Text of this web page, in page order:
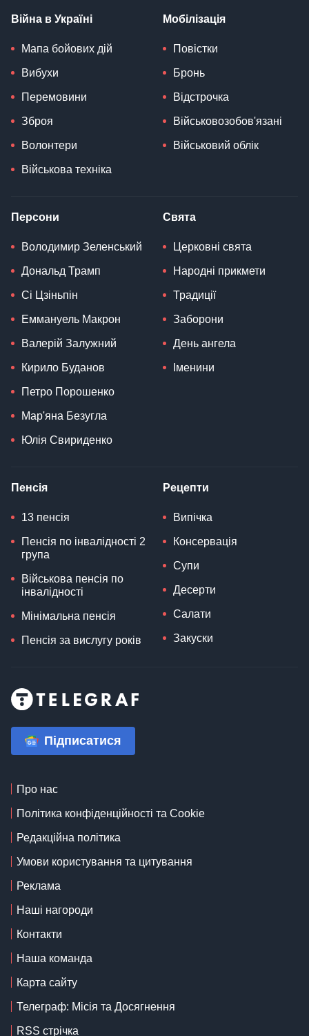
Війна в Україні
Мапа бойових дій
Вибухи
Перемовини
Зброя
Волонтери
Військова техніка
Мобілізація
Повістки
Бронь
Відстрочка
Військовозобов'язані
Військовий облік
Персони
Володимир Зеленський
Дональд Трамп
Сі Цзіньпін
Еммануель Макрон
Валерій Залужний
Кирило Буданов
Петро Порошенко
Мар'яна Безугла
Юлія Свириденко
Свята
Церковні свята
Народні прикмети
Традиції
Заборони
День ангела
Іменини
Пенсія
13 пенсія
Пенсія по інвалідності 2
група
Військова пенсія по
інвалідності
Мінімальна пенсія
Пенсія за вислугу років
Рецепти
Випічка
Консервація
Супи
Десерти
Салати
Закуски
Підписатися
Про нас
Політика конфіденційності та Cookie
Редакційна політика
Умови користування та цитування
Реклама
Наші нагороди
Контакти
Наша команда
Карта сайту
Телеграф: Місія та Досягнення
RSS стрічка